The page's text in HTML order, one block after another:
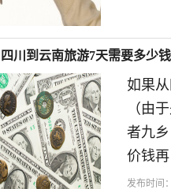
四川到云南旅游7天需要多少钱
如果
（由
者九
价钱再
发布时间